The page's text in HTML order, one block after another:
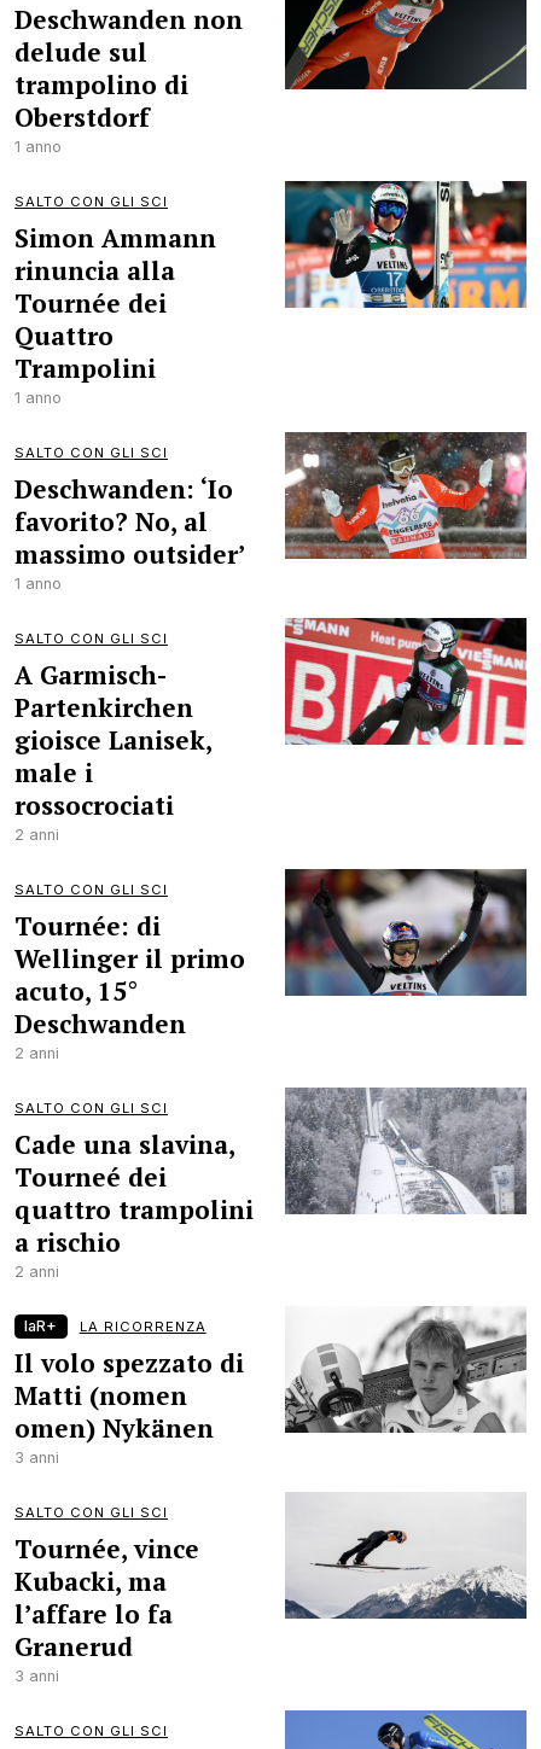
Deschwanden non
delude sul
trampolino di
Oberstdorf
1 anno
SALTO CON GLI SCI
Simon Ammann
rinuncia alla
Tournée dei
Quattro
Trampolini
1 anno
SALTO CON GLI SCI
Deschwanden: ‘Io
favorito? No, al
massimo outsider’
1 anno
SALTO CON GLI SCI
A Garmisch-
Partenkirchen
gioisce Lanisek,
male i
rossocrociati
2 anni
SALTO CON GLI SCI
Tournée: di
Wellinger il primo
acuto, 15°
Deschwanden
2 anni
SALTO CON GLI SCI
Cade una slavina,
Tourneé dei
quattro trampolini
a rischio
2 anni
laR+ LA RICORRENZA
Il volo spezzato di
Matti (nomen
omen) Nykänen
3 anni
SALTO CON GLI SCI
Tournée, vince
Kubacki, ma
l’affare lo fa
Granerud
3 anni
SALTO CON GLI SCI